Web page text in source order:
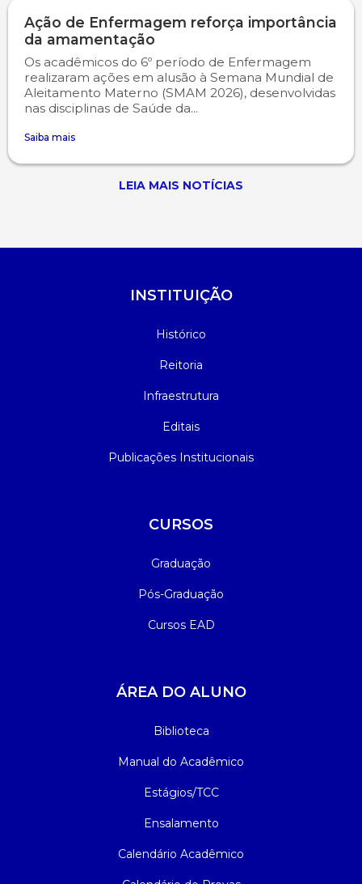
Ação de Enfermagem reforça importância
da amamentação
Os acadêmicos do 6º período de Enfermagem
realizaram ações em alusão à Semana Mundial de
Aleitamento Materno (SMAM 2026), desenvolvidas
nas disciplinas de Saúde da...
Saiba mais
LEIA MAIS NOTÍCIAS
INSTITUIÇÃO
Histórico
Reitoria
Infraestrutura
Editais
Publicações Institucionais
CURSOS
Graduação
Pós-Graduação
Cursos EAD
ÁREA DO ALUNO
Biblioteca
Manual do Acadêmico
Estágios/TCC
Ensalamento
Calendário Acadêmico